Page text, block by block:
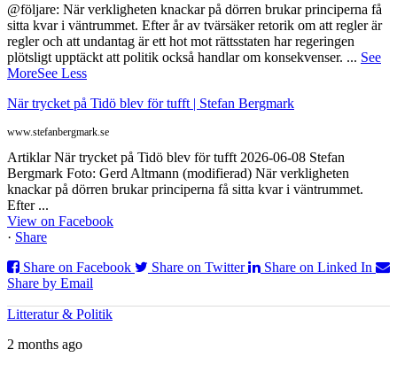
@följare: När verkligheten knackar på dörren brukar principerna få
sitta kvar i väntrummet. Efter år av tvärsäker retorik om att regler är
regler och att undantag är ett hot mot rättsstaten har regeringen
plötsligt upptäckt att politik också handlar om konsekvenser. ... See
MoreSee Less
När trycket på Tidö blev för tufft | Stefan Bergmark
www.stefanbergmark.se
Artiklar När trycket på Tidö blev för tufft 2026-06-08 Stefan
Bergmark Foto: Gerd Altmann (modifierad) När verkligheten
knackar på dörren brukar principerna få sitta kvar i väntrummet.
Efter ...
View on Facebook
· Share
Share on Facebook
Share on Twitter
Share on Linked In
Share by Email
Litteratur & Politik
2 months ago